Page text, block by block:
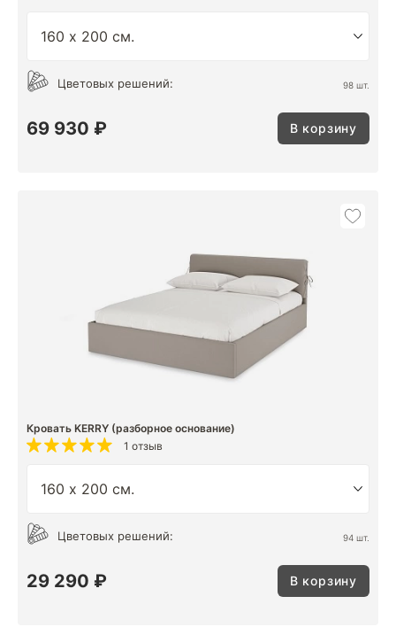
Цветовых решений: 98 шт.
69 930 ₽ В корзину
Кровать KERRY (разборное основание)
1 отзыв
Цветовых решений: 94 шт.
29 290 ₽ В корзину